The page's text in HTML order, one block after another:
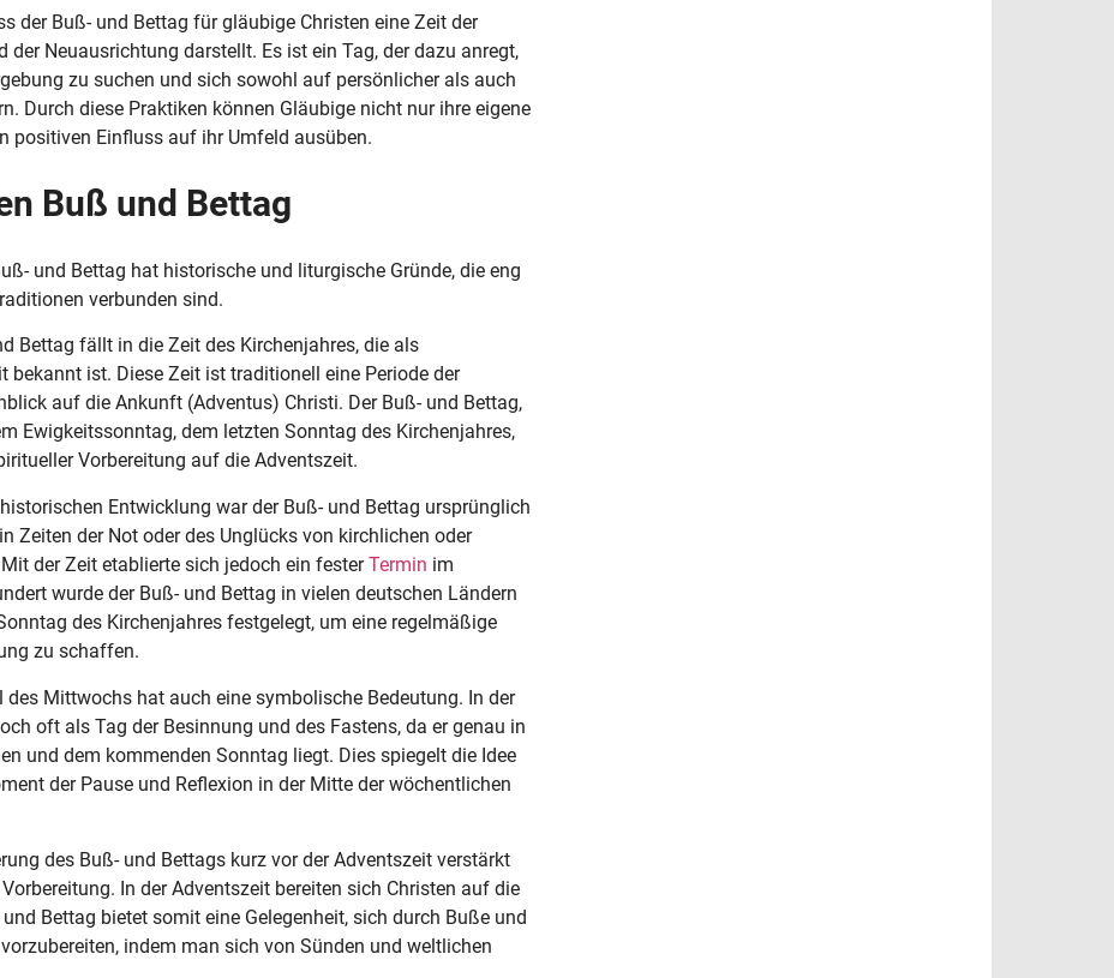
der Buß- und Bettag für gläubige Christen eine Zeit der
der Neuausrichtung darstellt. Es ist ein Tag, der dazu anregt,
zu suchen und sich sowohl auf persönlicher als auch
Durch diese Praktiken können Gläubige nicht nur ihre eigene
positiven Einfluss auf ihr Umfeld ausüben.
Buß und Bettag
und Bettag hat historische und liturgische Gründe, die eng
verbunden sind.
Bettag fällt in die Zeit des Kirchenjahres, die als
bekannt ist. Diese Zeit ist traditionell eine Periode der
auf die Ankunft (Adventus) Christi. Der Buß- und Bettag,
Ewigkeitssonntag, dem letzten Sonntag des Kirchenjahres,
Vorbereitung auf die Adventszeit.
Entwicklung war der Buß- und Bettag ursprünglich
Zeiten der Not oder des Unglücks von kirchlichen oder
der Zeit etablierte sich jedoch ein festerTermin im
wurde der Buß- und Bettag in vielen deutschen Ländern
des Kirchenjahres festgelegt, um eine regelmäßige
zu schaffen.
des Mittwochs hat auch eine symbolische Bedeutung. In der
oft als Tag der Besinnung und des Fastens, da er genau in
und dem kommenden Sonntag liegt. Dies spiegelt die Idee
der Pause und Reflexion in der Mitte der wöchentlichen
des Buß- und Bettags kurz vor der Adventszeit verstärkt
In der Adventszeit bereiten sich Christen auf die
Bettag bietet somit eine Gelegenheit, sich durch Buße und
indem man sich von Sünden und weltlichen